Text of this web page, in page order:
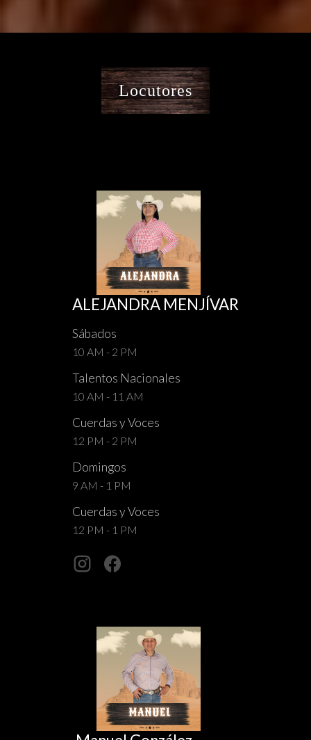
Locutores
ALEJANDRA MENJÍVAR
Sábados
10 AM - 2 PM
Talentos Nacionales
10 AM - 11 AM
Cuerdas y Voces
12 PM - 2 PM
Domingos
9 AM - 1 PM
Cuerdas y Voces
12 PM - 1 PM